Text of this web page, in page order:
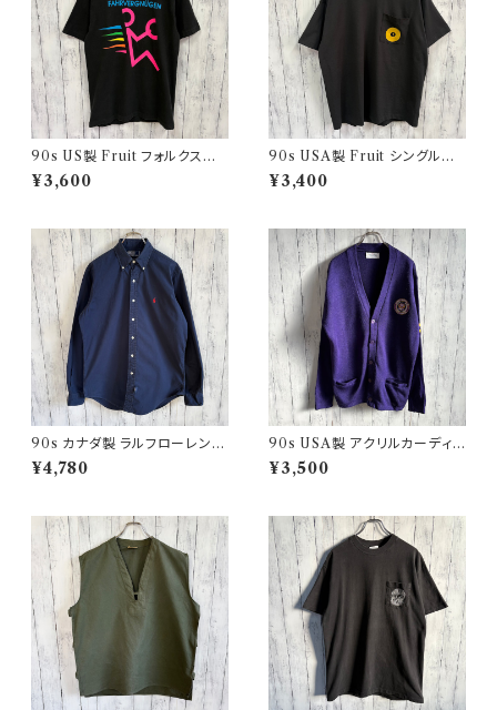
90s US製 Fruit フォルクスワ
ーゲン シングルステッチTシャツ
ヴィンテージTシャツ アド 企業
¥3,600
90s USA製 Fruit シングルス
テッチTシャツ ポケットT scree
nstars ヴィンテージ
¥3,400
90s カナダ製 ラルフローレン
ボタンダウンシャツ Ralph Laur
en
¥4,780
90s USA製 アクリルカーディガ
ン レタード 紫 アメリカ製
¥3,500